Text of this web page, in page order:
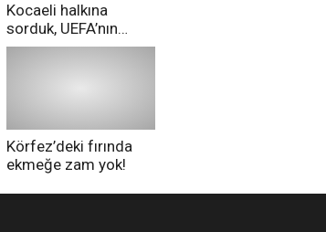
Kocaeli halkına
sorduk, UEFA’nın
Merih Demiral kararı
Körfez’deki fırında
ekmeğe zam yok!